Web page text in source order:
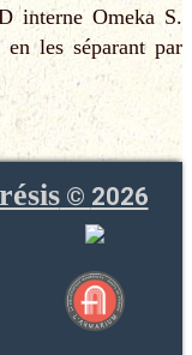
interne Omeka S.
les séparant par
© 2026